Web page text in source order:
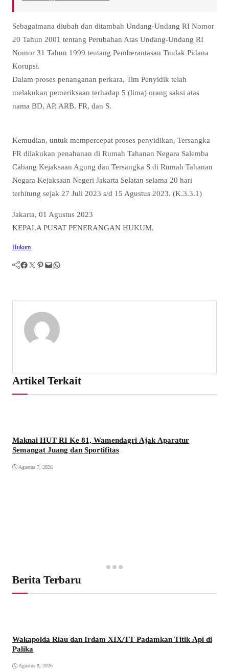
Sebagaimana diubah dan ditambah Undang-Undang RI Nomor
20 Tahun 2001 tentang Perubahan Atas Undang-Undang RI
Nomor 31 Tahun 1999 tentang Pemberantasan Tindak Pidana
Korupsi.
Dalam proses penanganan perkara, Tim Penyidik telah
melakukan pemeriksaan terhadap 5 (lima) orang saksi atas
nama BD, AP, ARB, FR, dan S.
Kemudian, untuk mempercepat proses penyidikan, Tersangka
FR dilakukan penahanan di Rumah Tahanan Negara Salemba
Cabang Kejaksaan Agung dan Tersangka S di Rumah Tahanan
Negara Kejaksaan Negeri Jakarta Selatan selama 20 hari
terhitung sejak 27 Juli 2023 s/d 15 Agustus 2023. (K.3.3.1)
Jakarta, 01 Agustus 2023
KEPALA PUSAT PENERANGAN HUKUM.
Hukum
Facebook Twitter Pinterest Mail WhatsApp
Artikel Terkait
Maknai HUT RI Ke 81, Wamendagri Ajak Aparatur
Semangat Juang dan Sportifitas
Agustus 7, 2026
Berita Terbaru
Wakapolda Riau dan Irdam XIX/TT Padamkan Titik Api di
Palika
Agustus 8, 2026